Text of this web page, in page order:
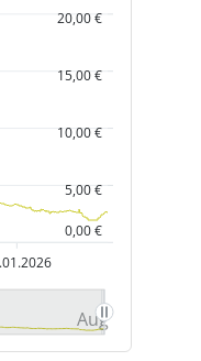
0,00 €
5,00 €
10,00 €
15,00 €
20,00 €
Aug